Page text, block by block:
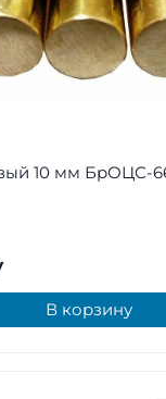
10 мм БрОЦС-
В корзину